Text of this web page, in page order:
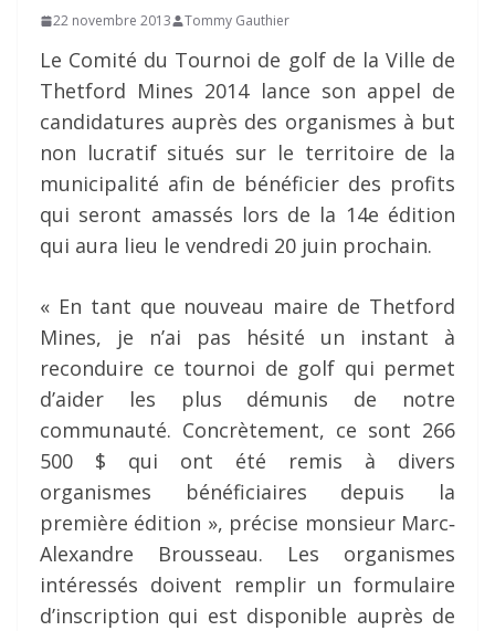
22 novembre 2013 Tommy Gauthier
Le Comité du Tournoi de golf de la Ville de
Thetford Mines 2014 lance son appel de
candidatures auprès des organismes à but
non lucratif situés sur le territoire de la
municipalité afin de bénéficier des profits
qui seront amassés lors de la 14e édition
qui aura lieu le vendredi 20 juin prochain.
« En tant que nouveau maire de Thetford
Mines, je n’ai pas hésité un instant à
reconduire ce tournoi de golf qui permet
d’aider les plus démunis de notre
communauté. Concrètement, ce sont 266
500 $ qui ont été remis à divers
organismes bénéficiaires depuis la
première édition », précise monsieur Marc‐
Alexandre Brousseau. Les organismes
intéressés doivent remplir un formulaire
d’inscription qui est disponible auprès de